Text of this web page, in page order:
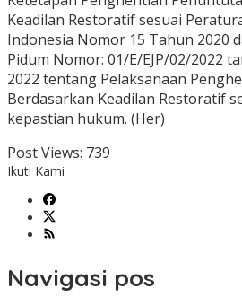
Keadilan Restoratif sesuai
Indonesia Nomor 15 Tahun 2020
Pidum Nomor: 01/E/EJP/02/2022
2022 tentang Pelaksanaan
Berdasarkan Keadilan Restoratif
kepastian hukum. (Her)
Post Views: 739
Ikuti Kami
Navigasi pos